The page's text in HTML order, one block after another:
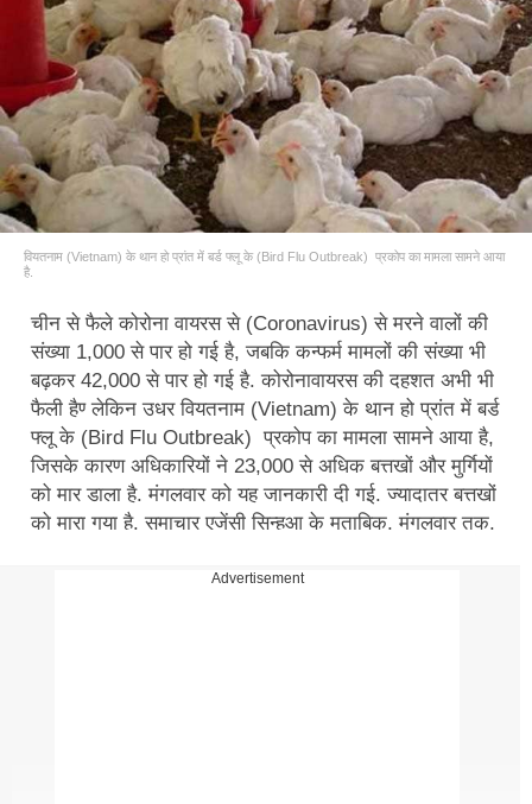
वियतनाम (Vietnam) के थान हो प्रांत में बर्ड फ्लू के (Bird Flu Outbreak) प्रकोप का मामला सामने आया
है.
चीन से फैले कोरोना वायरस से (Coronavirus) से मरने वालों की
संख्या 1,000 से पार हो गई है, जबकि कन्फर्म मामलों की संख्या भी
बढ़कर 42,000 से पार हो गई है. कोरोनावायरस की दहशत अभी भी
फैली हैण्‍ लेकिन उधर वियतनाम (Vietnam) के थान हो प्रांत में बर्ड
फ्लू के (Bird Flu Outbreak) प्रकोप का मामला सामने आया है,
जिसके कारण अधिकारियों ने 23,000 से अधिक बत्तखों और मुर्गियों
को मार डाला है. मंगलवार को यह जानकारी दी गई. ज्यादातर बत्तखों
को मारा गया है. समाचार एजेंसी सिन्हुआ के मुताबिक, मंगलवार तक,
के 10 घरों में ए/एच5एन6 बर्ड फ्लू के प्रकोप का पता चला है.
Advertisement